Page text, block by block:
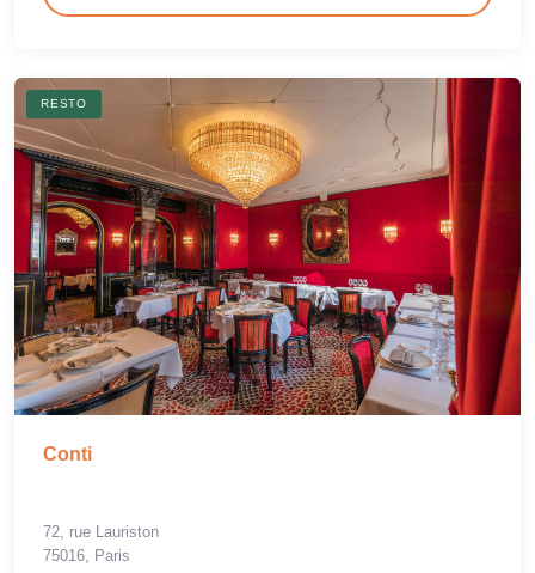
RESTO
Conti
72, rue Lauriston
75016, Paris